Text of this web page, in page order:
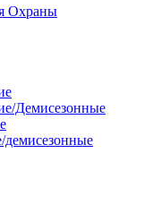
Охраны
Демисезонные
демисезонные